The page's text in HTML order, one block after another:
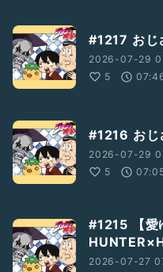
#1217 おじ
2026-07-29
5
#1216 おじ
2026-07-29
5
#1215 【愛
2026-07-27